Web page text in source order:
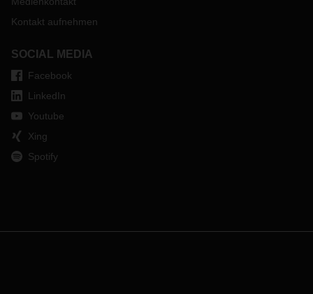
Kontakt aufnehmen
SOCIAL MEDIA
Facebook
LinkedIn
Youtube
Xing
Spotify